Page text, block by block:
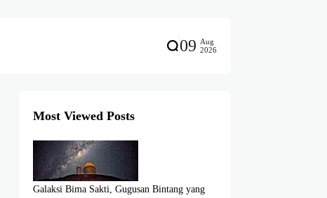
09 Aug
2026
Most Viewed Posts
Galaksi Bima Sakti, Gugusan Bintang yang